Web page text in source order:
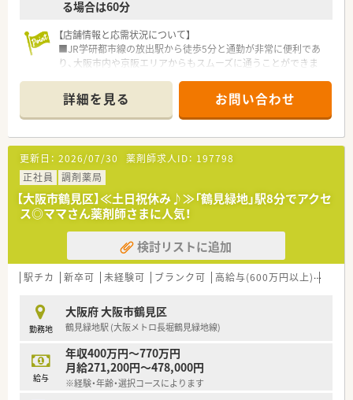
る場合は60分
【店舗情報と応需状況について】
■JR学研都市線の放出駅から徒歩5分と通勤が非常に便利であ
り、大阪市内や京阪エリアからもスムーズに通うことができま
■年間休日120日以上！17時終業で残業もほとんどありません！
■職員食堂の利用が可能！提携している託児施設もあります！
【法人特徴について】
■設立から短期間で高い公共性が認められた社会医療法人であ
り、大阪東部地区における脳卒中医療の要として地域に貢献して
います。
■脳疾患の急性期治療からリハビリ、再発予防まで一貫して提供
しており、患者様の在宅復帰を支える質の高い医療を実践してい
ます。
■青は藍より出でてより藍より青しをモットーに掲げ、最新設備
を導入しながらチーム一丸となって24時間体制の救急医療を担
います。
■正社員として年収400万円から500万円を目指すことが可能で
あり、ご経験や前職の給与状況を最大限に考慮して決定されま
す。
■年間休日数は120日と非常に多く、プライベートの時間もしっ
かりと確保しながら長く安定して働き続けられる好条件の求人
です。 ■提携している託児施設の利用が可能となっているため、
小さなお子様がいる薬剤師の方でも安心して仕事に打ち込める
詳細を見る お問い合わせ
更新日： 2026/07/30 薬剤師求人ID： 197798
正社員
調剤薬局
【大阪市鶴見区】≪土日祝休み♪≫「鶴見緑地」駅8分でアクセ
ス◎ママさん薬剤師さまに人気！
検討リストに追加
駅チカ 新卒可 未経験可 ブランク可 高給与(600万円以上)
勤務地
大阪府 大阪市鶴見区
鶴見緑地駅 (大阪メトロ長堀鶴見緑地線)
給与
年収400万円～770万円
月給271,200円～478,000円
※経験・年齢・選択コースによります